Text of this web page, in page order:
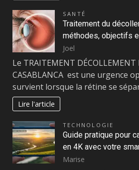
SANTÉ
Traitement du
méthodes, objectifs
Joel
Le TRAITEMENT DÉCOLLEMENT
CASABLANCA est une urgence
survient lorsque la rétine se
Lire l'article
TECHNOLOGIE
Guide pratique pour
en 4K avec votre
Marise